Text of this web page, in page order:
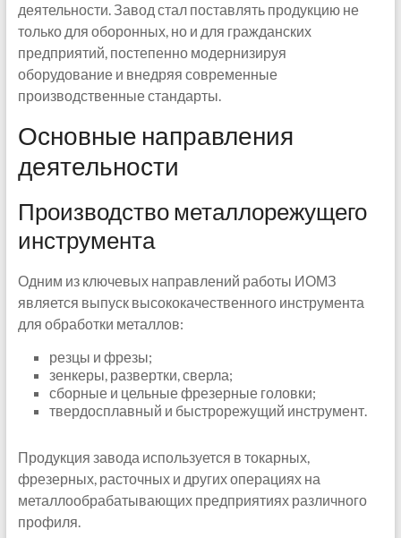
деятельности. Завод стал поставлять продукцию не
только для оборонных, но и для гражданских
предприятий, постепенно модернизируя
оборудование и внедряя современные
производственные стандарты.
Основные направления
деятельности
Производство металлорежущего
инструмента
Одним из ключевых направлений работы ИОМЗ
является выпуск высококачественного инструмента
для обработки металлов:
резцы и фрезы;
зенкеры, развертки, сверла;
сборные и цельные фрезерные головки;
твердосплавный и быстрорежущий инструмент.
Продукция завода используется в токарных,
фрезерных, расточных и других операциях на
металлообрабатывающих предприятиях различного
профиля.